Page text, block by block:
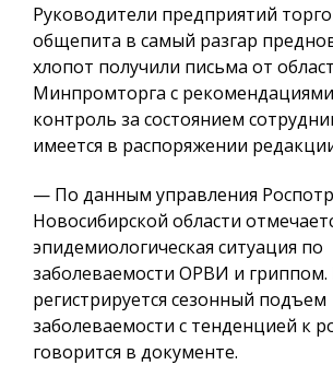
Руководители предприятий
общепита в самый разгар
хлопот получили письма от
Минпромторга с
контроль за состоянием
имеется в распоряжении
— По данным управления
Новосибирской области
эпидемиологическая ситуация по
заболеваемости ОРВИ и гриппом.
регистрируется сезонный подъем
заболеваемости с тенденцией к
говорится в документе.